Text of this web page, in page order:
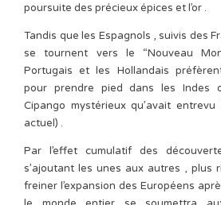
poursuite des précieux épices et l’or .
Tandis que les Espagnols , suivis des
se tournent vers le “Nouveau
Portugais et les Hollandais
pour prendre pied dans les Indes
Cipango mystérieux qu’avait
actuel) .
Par l’effet cumulatif des
s’ajoutant les unes aux autres , plus
freiner l’expansion des Européens